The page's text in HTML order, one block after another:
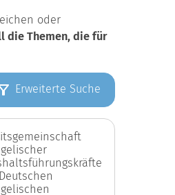
oder
die Themen, die für
Erweiterte Suche